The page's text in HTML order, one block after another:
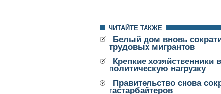
ЧИТАЙТЕ ТАКЖЕ
Белый дом вновь
трудовых мигрантов
Крепкие хозяйственники
политическую нагрузку
Правительство снова
гастарбайтеров